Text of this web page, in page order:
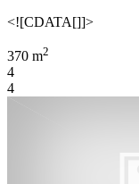
<![CDATA[]]>
370 m2
4
4